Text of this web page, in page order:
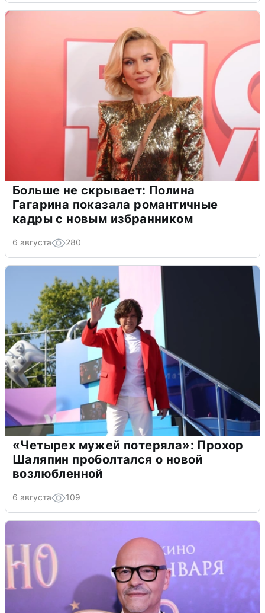
Больше не скрывает: Полина
Гагарина показала романтичные
кадры с новым избранником
6 августа 280
«Четырех мужей потеряла»: Прохор
Шаляпин проболтался о новой
возлюбленной
6 августа 109